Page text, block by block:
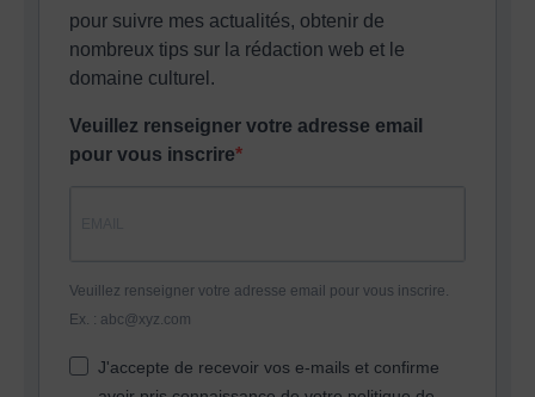
pour suivre mes actualités, obtenir de
nombreux tips sur la rédaction web et le
domaine culturel.
Veuillez renseigner votre adresse email
pour vous inscrire
Veuillez renseigner votre adresse email pour vous inscrire.
Ex. : abc@xyz.com
J'accepte de recevoir vos e-mails et confirme